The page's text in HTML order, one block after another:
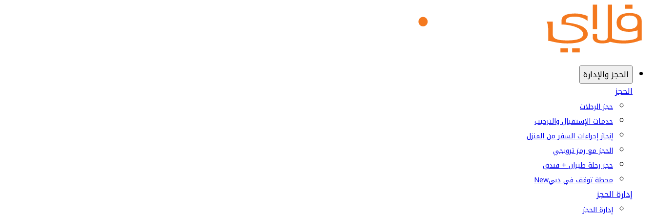
الحجز والإدارة
الحجز
حجز الرحلات
خدمات الإستقبال والترحيب
إنجاز إجراءات السفر من المنزل
الحجز مع رمز ترويجي
حجز رحلة طيران + فندق
محطة توقف في دبيNew
إدارة الحجز
إدارة الحجز